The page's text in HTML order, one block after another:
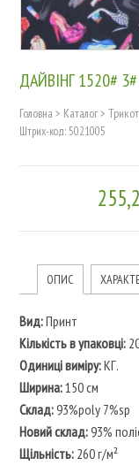
ДАЙВІНГ 1520# 3#
Головна > Каталог>
Штрих-код: 5021005
ОПИС
Вид:Принт
Кількість в упаковці:
Одиниці виміру:КГ.
Ширина:150 см
Склад:93%poly 7%sp
Новий склад:93%
Щільність:260 г/м²